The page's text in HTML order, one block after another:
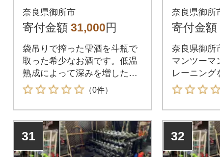
き 袋吊り斗瓶取り
720ml
奈良県御所市
寄付金額 31,000円
袋吊りで搾った雫酒を斗瓶で
取った希少なお酒です。低温
熟成によって深みを増した純
米大吟醸酒です。
（0件）
奈良県御所
寄付金額
奈良県御所
マンツーマ
レーニング
31 32